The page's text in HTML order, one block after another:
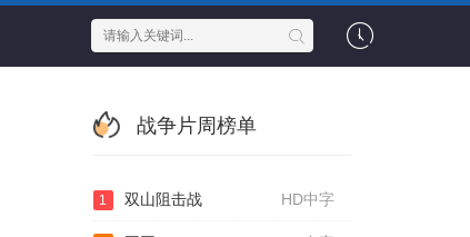
战争片周榜单
HD中字
1 双山阻击战